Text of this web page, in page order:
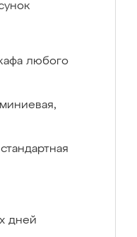
любого
стандартная
дней